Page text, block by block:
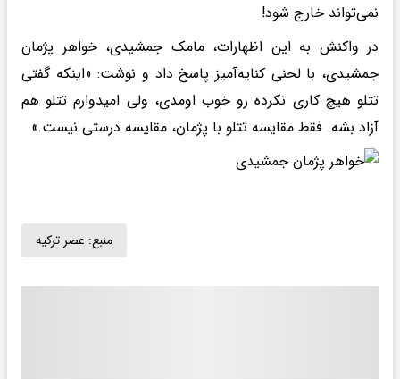
نمی‌تواند خارج شود!
در واکنش به این اظهارات، مامک جمشیدی، خواهر پژمان
جمشیدی، با لحنی کنایه‌آمیز پاسخ داد و نوشت: «اینکه گفتی
تتلو هیچ کاری نکرده رو خوب اومدی، ولی امیدوارم تتلو هم
آزاد بشه. فقط مقایسه تتلو با پژمان، مقایسه درستی نیست.»
منبع: عصر ترکیه